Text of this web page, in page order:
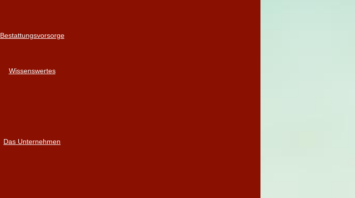
Bestattungsvorsorge
Wissenswertes
Das Unternehmen